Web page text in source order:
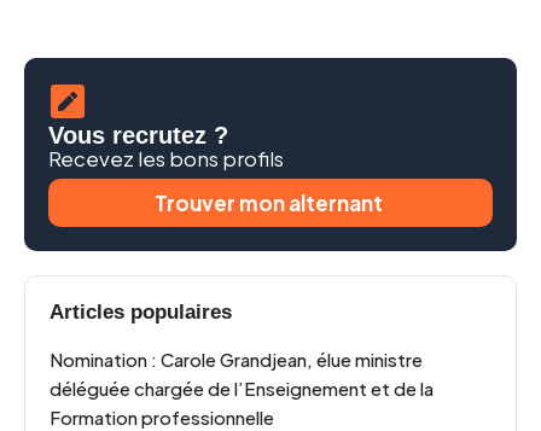
Vous recrutez ?
Recevez les bons profils
Trouver mon alternant
Articles populaires
Nomination : Carole Grandjean, élue ministre
déléguée chargée de l’Enseignement et de la
Formation professionnelle